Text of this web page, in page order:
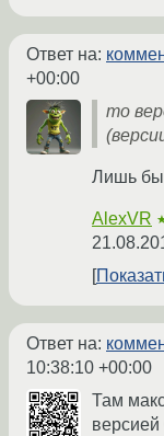
Ответ на:
+00:00
то
Лишь бы
AlexVR
Ответ на:
10:38:10 +00:00
Там
версией